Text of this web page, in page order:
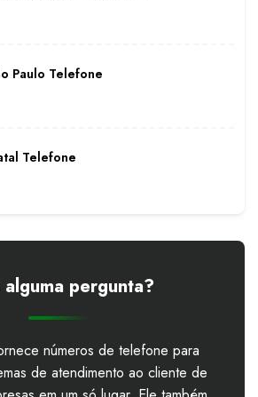
Paulo Telefone
Telefone
alguma pergunta?
números de telefone para
de atendimento ao cliente de